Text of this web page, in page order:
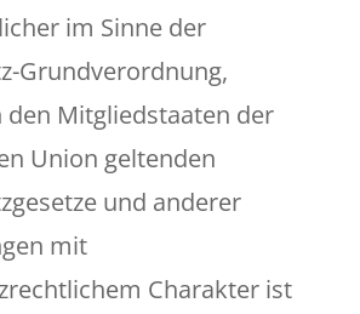
im Sinne der
Grundverordnung,
den Mitgliedstaaten der
Union geltenden
und anderer
mit
Charakter ist